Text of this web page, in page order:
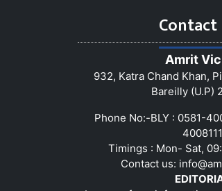
Contact
Amrit
932, Katra Chand Khan,
Bareilly (U.P)
Phone No:-BLY : 0581-
4008111
Timings : Mon- Sat,
Contact us: